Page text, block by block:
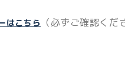
はこちら （必ずご確認くだ